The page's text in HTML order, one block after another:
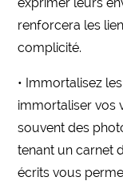
renforcera les
complicité.
• Immortalisez
immortaliser vos
souvent des
tenant un carnet
écrits vous